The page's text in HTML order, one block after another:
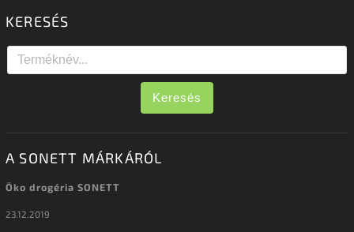
KERESÉS
Keresés
A SONETT MÁRKÁRÓL
Öko drogéria SONETT
23.12.2019